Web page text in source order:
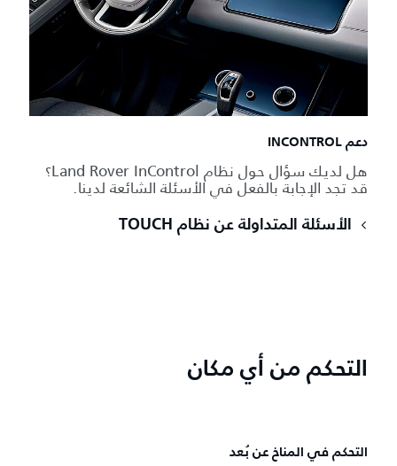
دعم INCONTROL
هل لديك سؤال حول نظام Land Rover InControl؟
قد تجد الإجابة بالفعل في الأسئلة الشائعة لدينا.
الأسئلة المتداولة عن نظام TOUCH
التحكم من أي مكان
التحكم في المناخ عن بُعد